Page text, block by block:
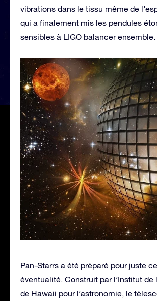
vibrations dans le tissu même de
qui a finalement mis les pendules
sensibles à LIGO balancer ensemble.
Pan-Starrs a été préparé pour juste
éventualité. Construit par l’Institut de
de Hawaii pour l’astronomie, le